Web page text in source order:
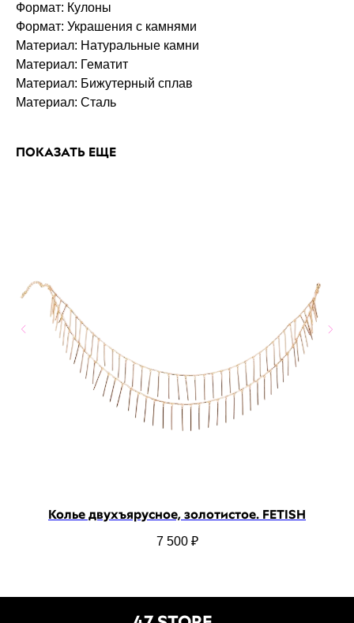
Формат: Кулоны
Формат: Украшения с камнями
Материал: Натуральные камни
Материал: Гематит
Материал: Бижутерный сплав
Материал: Сталь
ПОКАЗАТЬ ЕЩЕ
Колье двухъярусное, золотистое. FETISH
7 500 ₽